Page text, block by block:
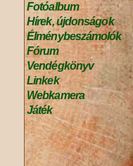
Fotóalbum
Hírek, újdonságok
Élménybeszámolók
Fórum
Vendégkönyv
Linkek
Webkamera
Játék